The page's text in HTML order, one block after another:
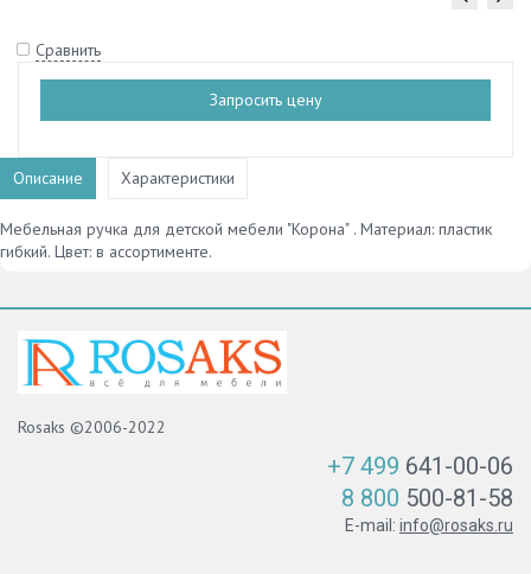
Сравнить
Запросить цену
Описание Характеристики
Мебельная ручка для детской мебели "Корона" . Материал: пластик
гибкий. Цвет: в ассортименте.
Rosaks ©2006-2022
+7 499 641-00-06
8 800 500-81-58
E-mail: info@rosaks.ru